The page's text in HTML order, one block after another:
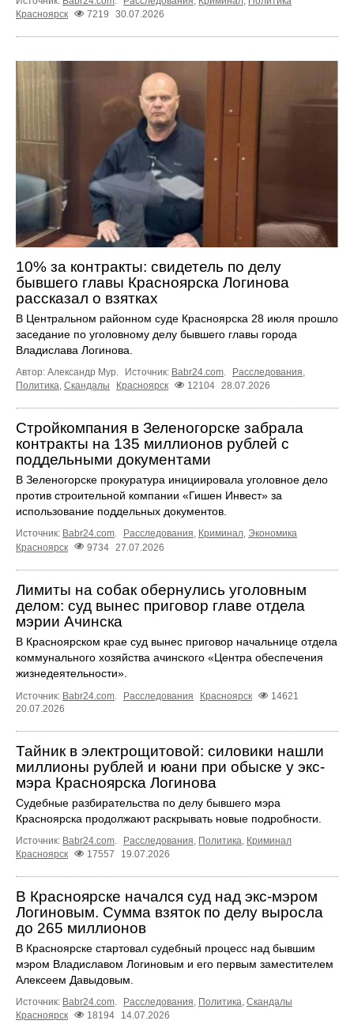
Красноярск
7219 30.07.2026
10% за контракты: свидетель по делу
бывшего главы Красноярска Логинова
рассказал о взятках
В Центральном районном суде Красноярска 28 июля прошло
заседание по уголовному делу бывшего главы города
Владислава Логинова.
Автор: Александр Мур. Источник: Babr24.com. Расследования,
Политика, Скандалы Красноярск 12104 28.07.2026
Стройкомпания в Зеленогорске забрала
контракты на 135 миллионов рублей с
поддельными документами
В Зеленогорске прокуратура инициировала уголовное дело
против строительной компании «Гишен Инвест» за
использование поддельных документов.
Источник: Babr24.com. Расследования, Криминал, Экономика
Красноярск
9734 27.07.2026
Лимиты на собак обернулись уголовным
делом: суд вынес приговор главе отдела
мэрии Ачинска
В Красноярском крае суд вынес приговор начальнице отдела
коммунального хозяйства ачинского «Центра обеспечения
жизнедеятельности».
Источник: Babr24.com Расследования Красноярск
14621
20.07.2026
Тайник в электрощитовой: силовики нашли
миллионы рублей и юани при обыске у экс-
мэра Красноярска Логинова
Судебные разбирательства по делу бывшего мэра
Красноярска продолжают раскрывать новые подробности.
Источник: Babr24.com Расследования Политика Криминал
Красноярск
17557 19.07.2026
В Красноярске начался суд над экс-мэром
Логиновым. Сумма взяток по делу выросла
до 265 миллионов
В Красноярске стартовал судебный процесс над бывшим
мэром Владиславом Логиновым и его первым заместителем
Алексеем Давыдовым.
Источник: Babr24.com Расследования Политика Скандалы
Красноярск
18194 14.07.2026